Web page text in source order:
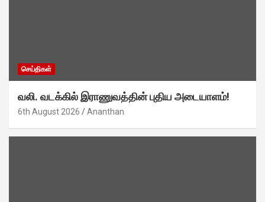
செய்திகள்
வலி. வடக்கில் இராணுவத்தின் புதிய அடையாளம்!
6th August 2026 Ananthan